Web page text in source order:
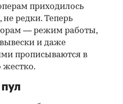
приходилось
редки. Теперь
— режим работы,
и даже
прописываются в
жестко.